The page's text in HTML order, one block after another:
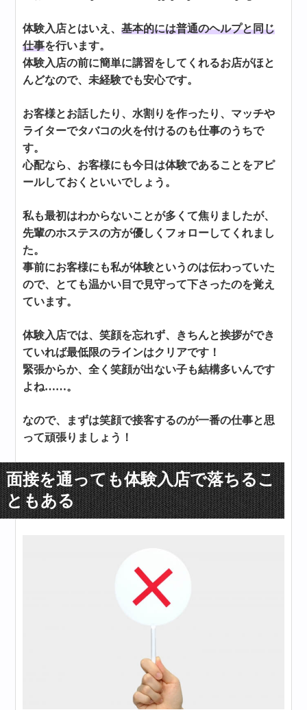
体験入店とはいえ、基本的には普通のヘルプと同じ
仕事を行います。
体験入店の前に簡単に講習をしてくれるお店がほと
んどなので、未経験でも安心です。
お客様とお話したり、水割りを作ったり、マッチや
ライターでタバコの火を付けるのも仕事のうちで
す。
心配なら、お客様にも今日は体験であることをアピ
ールしておくといいでしょう。
私も最初はわからないことが多くて焦りましたが、
先輩のホステスの方が優しくフォローしてくれまし
た。
事前にお客様にも私が体験というのは伝わっていた
ので、とても温かい目で見守って下さったのを覚え
ています。
体験入店では、笑顔を忘れず、きちんと挨拶ができ
ていれば最低限のラインはクリアです！
緊張からか、全く笑顔が出ない子も結構多いんです
よね……。
なので、まずは笑顔で接客するのが一番の仕事と思
って頑張りましょう！
面接を通っても体験入店で落ちるこ
ともある